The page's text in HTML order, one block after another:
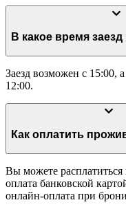
Заезд возможен с 15:00,
12:00.
Вы можете
оплата банковской
онлайн-оплата при